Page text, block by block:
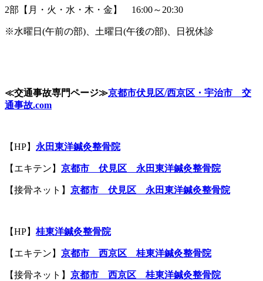
2部【月・火・水・木・金】 16:00～20:30
※水曜日(午前の部)、土曜日(午後の部)、日祝休診
≪交通事故専門ページ≫京都市伏見区/西京区・宇治市 交
通事故.com
【HP】 永田東洋鍼灸整骨院
【エキテン】 京都市 伏見区 永田東洋鍼灸整骨院
【接骨ネット】 京都市 伏見区 永田東洋鍼灸整骨院
【HP】 桂東洋鍼灸整骨院
【エキテン】 京都市 西京区 桂東洋鍼灸整骨院
【接骨ネット】 京都市 西京区 桂東洋鍼灸整骨院